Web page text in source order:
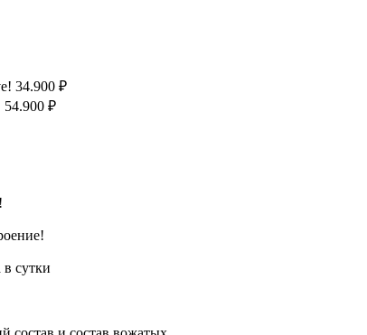
34.900 ₽
54.900 ₽
в сутки